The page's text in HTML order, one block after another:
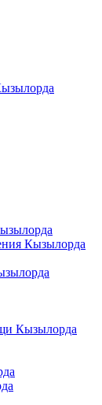
Кызылорда
Кызылорда